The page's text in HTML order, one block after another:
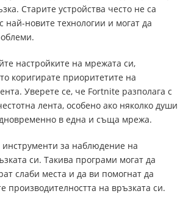
Старите устройства често не са
най-новите технологии и могат да
настройките на мрежата си,
коригирате приоритетите на
Уверете се, че Fortnite разполага с
лента, особено ако няколко души
в една и съща мрежа.
инструменти за наблюдение на
си. Такива програми могат да
слаби места и да ви помогнат да
производителността на връзката си.